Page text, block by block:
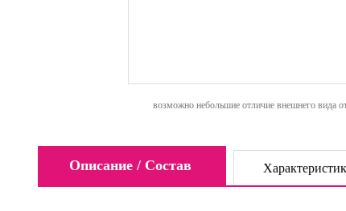
возможно небольшие отличие внешнего вида
Описание / Состав